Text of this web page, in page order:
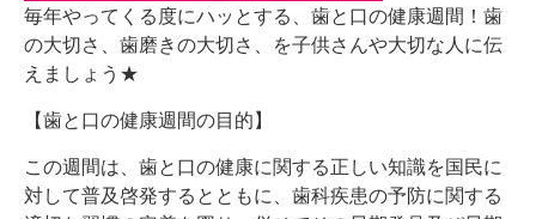
毎年やってくる度にハッとする、歯と口の健康週間！歯
の大切さ、歯磨きの大切さ、を子供さんや大切な人に伝
えましょう★
【歯と口の健康週間の目的】
この週間は、歯と口の健康に関する正しい知識を国民に
対して普及啓発するとともに、歯科疾患の予防に関する